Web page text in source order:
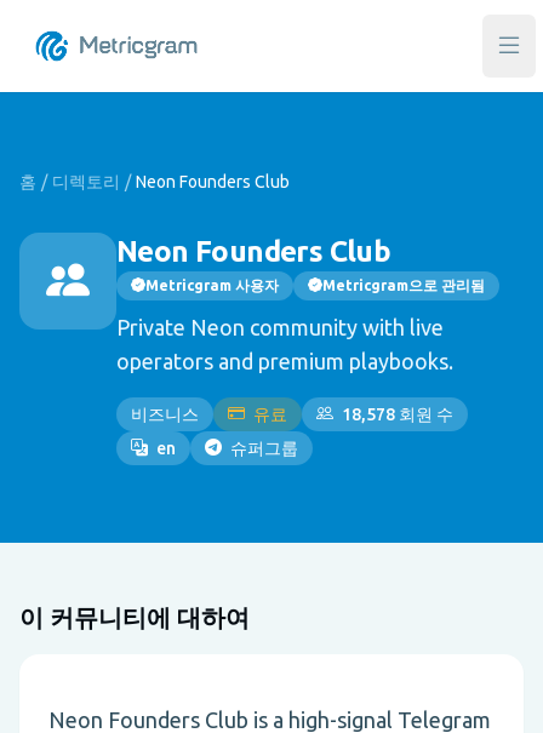
메
홈 / 디렉토리 / Neon Founders Club
Neon Founders Club
Metricgram 사용자 Metricgram으로 관리됨
Private Neon community with live
operators and premium playbooks.
비즈니스 유료
18,578 회원 수
en
슈퍼그룹
이 커뮤니티에 대하여
Neon Founders Club is a high-signal Telegram